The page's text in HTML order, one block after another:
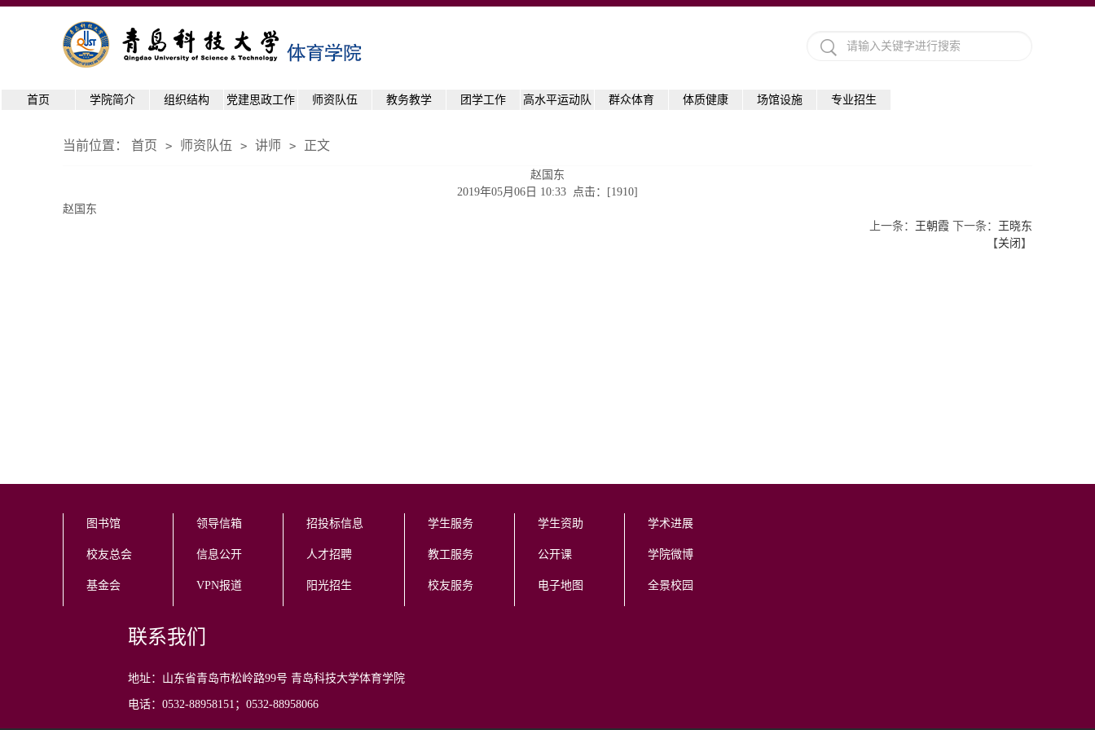
首页 学院简介 组织结构 党建思政工作 师资队伍 教务教学 团学工作 高水平运动队 群众体育 体质健康 场馆设施 专业招生
当前位置： 首页 > 师资队伍 > 讲师 > 正文
赵国东
2019年05月06日 10:33 点击：[1910]
赵国东
上一条：
王朝霞 下一条：
王晓东
【关闭 】
图书馆
校友总会
基金会
领导信箱
信息公开
VPN报道
招投标信息
人才招聘
阳光招生
学生服务
教工服务
校友服务
学生资助
公开课
电子地图
学术进展
学院微博
全景校园
联系我们
地址：山东省青岛市松岭路99号 青岛科技大学体育学院
电话：0532-88958151；0532-88958066